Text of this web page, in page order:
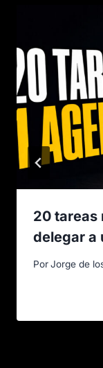
20 tareas
delegar a
PorJorge de